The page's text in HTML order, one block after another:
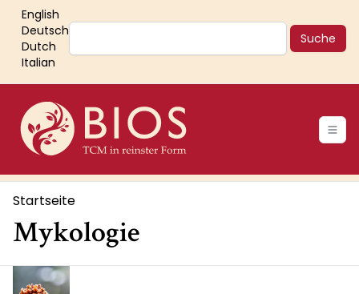
Direkt
zum
Inhalt
English
Deutsch
Dutch
Italian
Suche
Main
navigation
Pfadnavigation
Startseite
Mykologie